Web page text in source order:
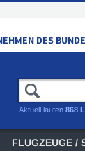
Aktuell laufen 868
FLUGZEUGE /